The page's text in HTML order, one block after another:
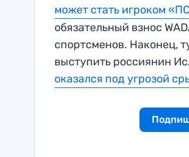
может стать игроком
обязательный взнос
спортсменов. Наконец,
выступить россиянин
оказался под угрозой